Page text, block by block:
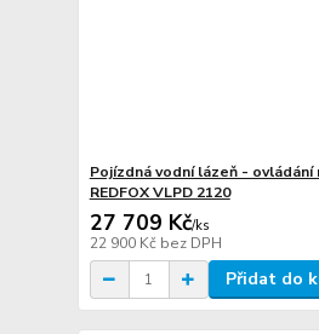
Pojízdná vodní lázeň -
REDFOX VLPD 2120
27 709 Kč/ks
22 900 Kč bez DPH
Přidat do